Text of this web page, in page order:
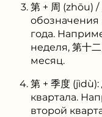
第 + 周 (zhōu)
года.
неделя, 第十
месяц.
第 + 季度
квартала.
второй